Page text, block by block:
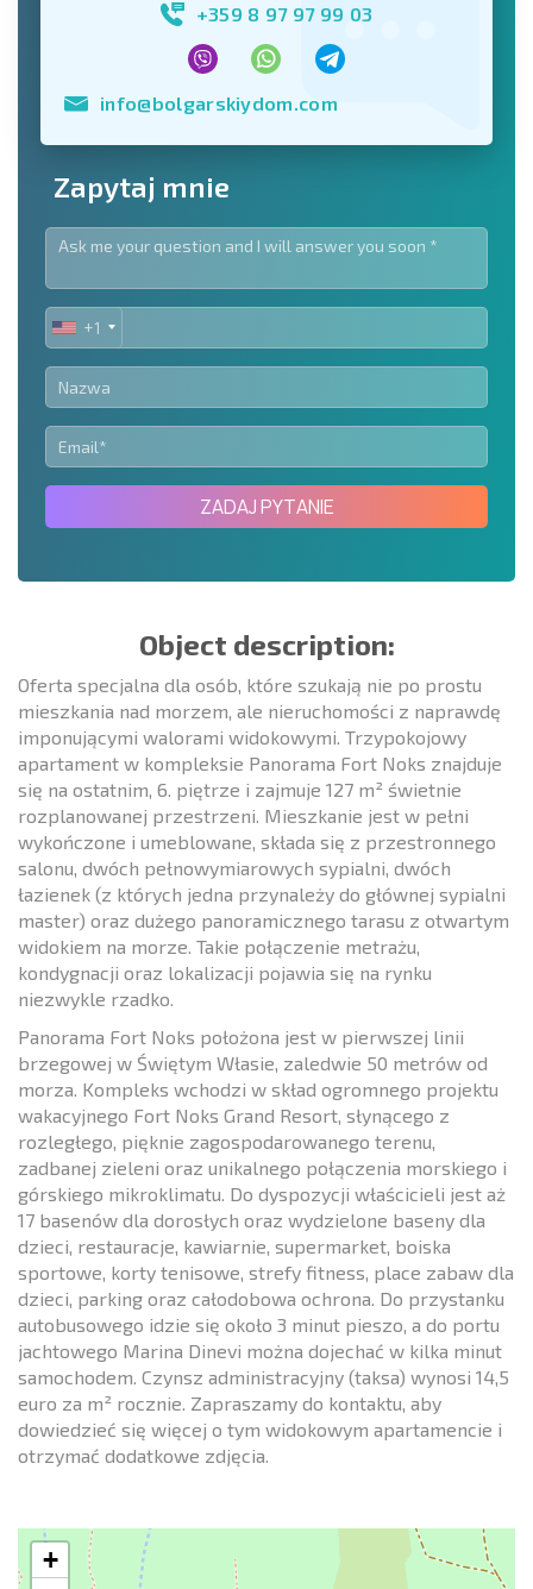
+359 8 97 97 99 03
info@bolgarskiydom.com
Zapytaj mnie
UNITED
STATES
+1
+1
ZADAJ PYTANIE
Object description:
Oferta specjalna dla osób, które szukają nie po prostu
mieszkania nad morzem, ale nieruchomości z naprawdę
imponującymi walorami widokowymi. Trzypokojowy
apartament w kompleksie Panorama Fort Noks znajduje
się na ostatnim, 6. piętrze i zajmuje 127 m² świetnie
rozplanowanej przestrzeni. Mieszkanie jest w pełni
wykończone i umeblowane, składa się z przestronnego
salonu, dwóch pełnowymiarowych sypialni, dwóch
łazienek (z których jedna przynależy do głównej sypialni
master) oraz dużego panoramicznego tarasu z otwartym
widokiem na morze. Takie połączenie metrażu,
kondygnacji oraz lokalizacji pojawia się na rynku
niezwykle rzadko.
Panorama Fort Noks położona jest w pierwszej linii
brzegowej w Świętym Własie, zaledwie 50 metrów od
morza. Kompleks wchodzi w skład ogromnego projektu
wakacyjnego Fort Noks Grand Resort, słynącego z
rozległego, pięknie zagospodarowanego terenu,
zadbanej zieleni oraz unikalnego połączenia morskiego i
górskiego mikroklimatu. Do dyspozycji właścicieli jest aż
17 basenów dla dorosłych oraz wydzielone baseny dla
dzieci, restauracje, kawiarnie, supermarket, boiska
sportowe, korty tenisowe, strefy fitness, place zabaw dla
dzieci, parking oraz całodobowa ochrona. Do przystanku
autobusowego idzie się około 3 minut pieszo, a do portu
jachtowego Marina Dinevi można dojechać w kilka minut
samochodem. Czynsz administracyjny (taksa) wynosi 14,5
euro za m² rocznie. Zapraszamy do kontaktu, aby
dowiedzieć się więcej o tym widokowym apartamencie i
otrzymać dodatkowe zdjęcia.
+